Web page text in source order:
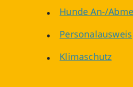
Hunde An-/
Personalausweis
Klimaschutz